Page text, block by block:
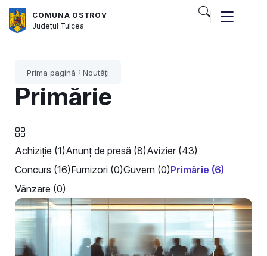
COMUNA OSTROV
Județul Tulcea
Prima pagină Noutăți
Primărie
Achiziție (1)Anunț de presă (8)Avizier (43)
Concurs (16)Furnizori (0)Guvern (0)Primărie (6)
Vânzare (0)